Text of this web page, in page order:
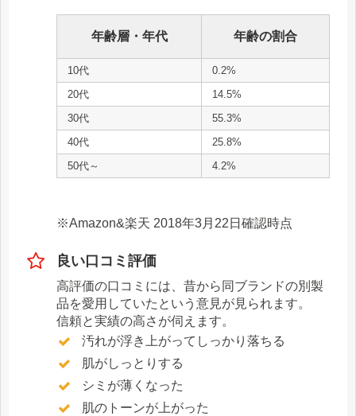
年齢層・年代 年齢の割合
10代
0.2%
20代
14.5%
30代
55.3%
40代
25.8%
50代～
4.2%
※Amazon&楽天 2018年3月22日確認時点
良い口コミ評価
高評価の口コミには、昔から同ブランドの別製
品を愛用していたという意見が見られます。
信頼と実績の高さが伺えます。
汚れが浮き上がってしっかり落ちる
肌がしっとりする
シミが薄くなった
肌のトーンが上がった